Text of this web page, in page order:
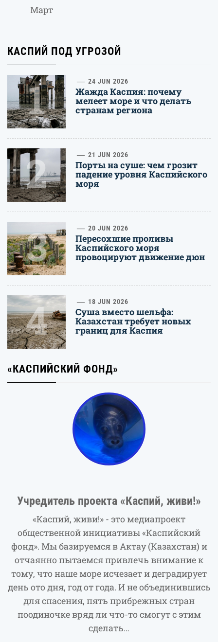
Март
КАСПИЙ ПОД УГРОЗОЙ
1 24 JUN 2026
Жажда Каспия: почему
мелеет море и что делать
странам региона
2 21 JUN 2026
Порты на суше: чем грозит
падение уровня Каспийского
моря
3 20 JUN 2026
Пересохшие проливы
Каспийского моря
провоцируют движение дюн
4 18 JUN 2026
Суша вместо шельфа:
Казахстан требует новых
границ для Каспия
«КАСПИЙСКИЙ ФОНД»
Учредитель проекта «Каспий, живи!»
«Каспий, живи!» - это медиапроект
общественной инициативы «Каспийский
фонд». Мы базируемся в Актау (Казахстан) и
отчаянно пытаемся привлечь внимание к
тому, что наше море исчезает и деградирует
день ото дня, год от года. И не объединившись
для спасения, пять прибрежных стран
поодиночке вряд ли что-то смогут с этим
сделать…